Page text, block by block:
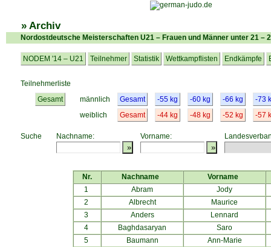
» Archiv
Nordostdeutsche Meisterschaften U21 – Frauen und Männer unter 21 –
NODEM '14 – U21 Teilnehmer Statistik Wettkampflisten Endkämpfe
Teilnehmerliste
Gesamt
männlich
weiblich
Gesamt
Gesamt
-55 kg -60 kg -66 kg
-73
-44 kg
-48 kg -52 kg -57
Suche Nachname: Vorname:
Nr. Nachname
Vorname
1
Abram
Jody
2
Albrecht
Maurice
3
Anders
Lennard
4
Baghdasaryan
Saro
5
Baumann
Ann-Marie